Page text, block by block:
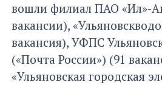
вошли филиал ПАО «Ил»-
вакансии),
вакансия), УФПС
(«Почта России») (91
«Ульяновская городская